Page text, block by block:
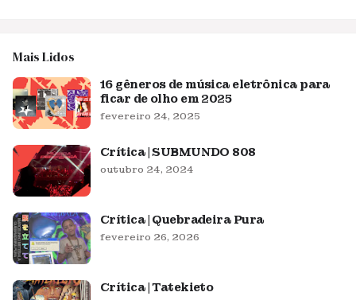
Mais Lidos
16 gêneros de música eletrônica para
ficar de olho em 2025
fevereiro 24, 2025
Crítica | SUBMUNDO 808
outubro 24, 2024
Crítica | Quebradeira Pura
fevereiro 26, 2026
Crítica | Tatekieto